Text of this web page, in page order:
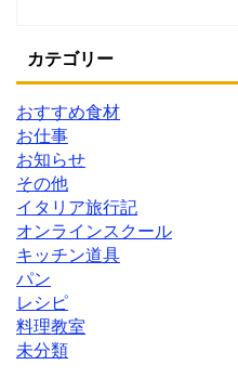
カテゴリー
おすすめ食材
お仕事
お知らせ
その他
イタリア旅行記
オンラインスクール
キッチン道具
パン
レシピ
料理教室
未分類